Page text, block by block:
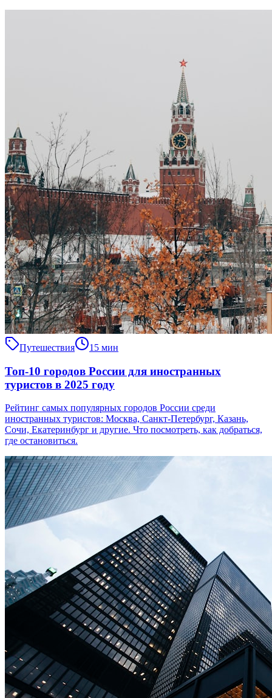
Путешествия 15 мин
Топ-10 городов России для иностранных
туристов в 2025 году
Рейтинг самых популярных городов России среди
иностранных туристов: Москва, Санкт-Петербург, Казань,
Сочи, Екатеринбург и другие. Что посмотреть, как добраться,
где остановиться.